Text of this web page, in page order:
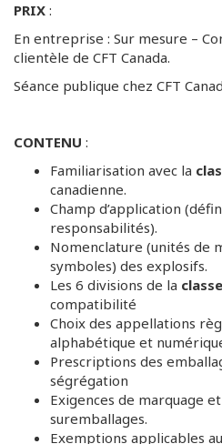
PRIX :
En entreprise : Sur mesure –
clientèle de CFT Canada.
Séance publique chez CFT
CONTENU :
Familiarisation avec la
canadienne.
Champ d’application
responsabilités).
Nomenclature (unités de
symboles) des explosifs.
Les 6 divisions de la
compatibilité
Choix des appellations
alphabétique et
Prescriptions des
ségrégation
Exigences de marquage
suremballages.
Exemptions applicables